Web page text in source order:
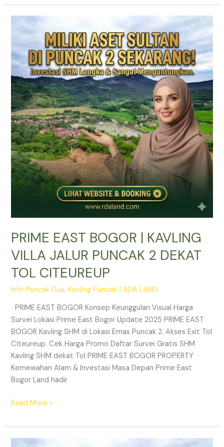
PRIME EAST BOGOR | KAVLING
VILLA JALUR PUNCAK 2 DEKAT
TOL CITEUREUP
Info Puncak Dua,Kavling Puncak /RDA LAND
PRIME EAST BOGOR Konsep Keunggulan Visual Harga
Survei Lokasi Prime East Bogor Update 2025 PRIME EAST
BOGOR Kavling SHM di Lokasi Emas Puncak 2. Akses Exit Tol
Citeureup. Cek Harga Promo Daftar Survei Gratis SHM
Kavling SHM dekat Tol PRIME EAST BOGOR PROPERTY
Kemewahan Alam & Investasi Masa Depan Prime East
Bogor Land hadir
EAST
BOGOR
|
KAVLING
VILLA
JALUR
PUNCAK
2
DEKAT
TOL
CITEUREUP
Read More »